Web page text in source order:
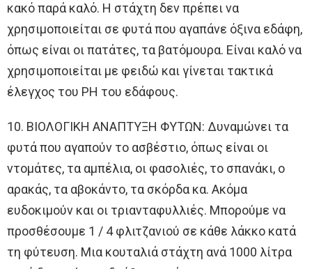
κακό παρά καλό. Η στάχτη δεν πρέπει να
χρησιμοποιείται σε φυτά που αγαπάνε όξινα εδάφη,
όπως είναι οι πατάτες, τα βατόμουρα. Είναι καλό να
χρησιμοποιείται με φειδώ και γίνεται τακτικά
έλεγχος του PH του εδάφους.
10. ΒΙΟΛΟΓΙΚΗ ΑΝΑΠΤΥΞΗ ΦΥΤΩΝ: Δυναμώνει τα
φυτά που αγαπούν το ασβέστιο, όπως είναι οι
ντομάτες, τα αμπέλια, οι φασολιές, το σπανάκι, ο
αρακάς, τα αβοκάντο, τα σκόρδα κα. Ακόμα
ευδοκιμούν και οι τριανταφυλλιές. Μπορούμε να
προσθέσουμε 1 / 4 φλιτζανιού σε κάθε λάκκο κατά
τη φύτευση. Μια κουταλιά στάχτη ανά 1000 λίτρα